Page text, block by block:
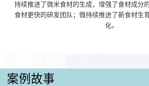
持续推进了微米食材的生成，增强了食材成分
食材更快的研发团队；微持续推进了新食材生
化。
案例故事